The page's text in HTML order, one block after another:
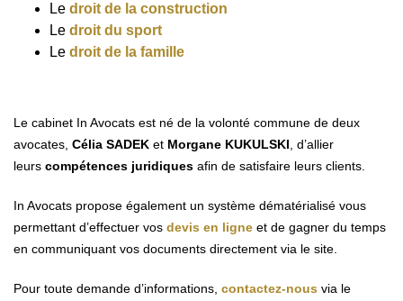
Le droit de la construction
Le droit du sport
Le droit de la famille
Le cabinet In Avocats est né de la volonté commune de deux
avocates, Célia SADEK et Morgane KUKULSKI , d’allier
leurs compétences juridiques afin de satisfaire leurs clients.
In Avocats propose également un système dématérialisé vous
permettant d’effectuer vos devis en ligne et de gagner du temps
en communiquant vos documents directement via le site.
Pour toute demande d’informations, contactez-nous via le